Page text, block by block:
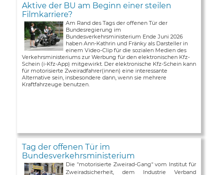
Aktive der BU am Beginn einer steilen
Filmkarriere?
Am Rand des Tags der offenen Tür der
Bundesregierung im
Bundesverkehrsministerium Ende Juni 2026
haben Ann-Kathrin und Fränky als Darsteller in
einem Video-Clip für die sozialen Medien des
Verkehrsministeriums zur Werbung für den elektronischen Kfz-
Schein (i-Kfz-App) mitgewirkt. Der elektronische Kfz-Schein kann
für motorisierte Zweiradfahrer(innen) eine interessante
Alternative sein, insbesondere dann, wenn sie mehrere
Kraftfahrzeuge benutzen.
Tag der offenen Tür im
Bundesverkehrsministerium
Die "motorisierte Zweirad-Gang" vom Institut für
Zweiradsicherheit, dem Industrie Verband